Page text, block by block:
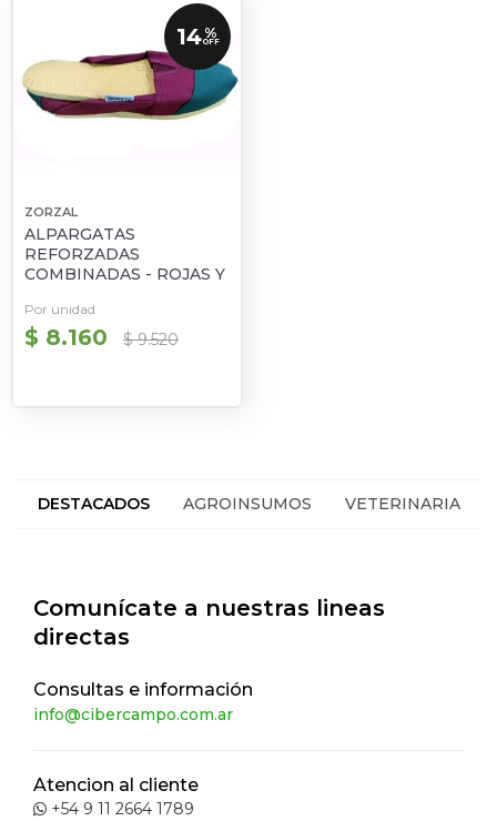
14 %
OFF
ZORZAL
ALPARGATAS
REFORZADAS
COMBINADAS - ROJAS Y
Por unidad
$ 8.160 $ 9.520
DESTACADOS AGROINSUMOS VETERINARIA
Comunícate a nuestras lineas
directas
Consultas e información
info@cibercampo.com.ar
Atencion al cliente
+54 9 11 2664 1789